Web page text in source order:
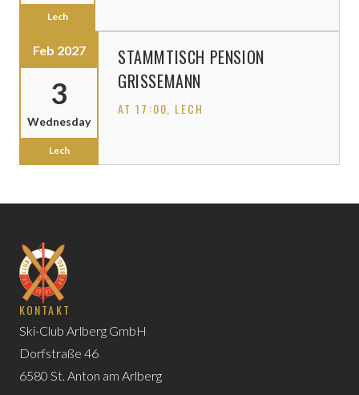
Lech
Feb 2027
3
Wednesday
Lech
STAMMTISCH PENSION
GRISSEMANN
AT 17:00 , LECH
KONTAKT
Ski-Club Arlberg GmbH
Dorfstraße 46
6580 St. Anton am Arlberg